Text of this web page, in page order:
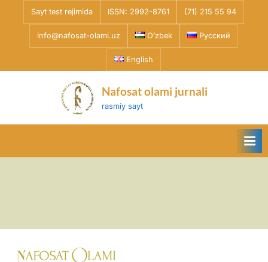
Sayt test rejimida ISSN: 2992-8761 (71) 215 55 94
info@nafosat-olami.uz Oʻzbek Русский
English
Nafosat olami jurnali
rasmiy sayt